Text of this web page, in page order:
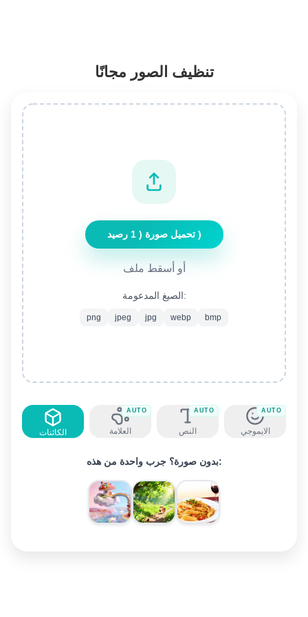
تنظيف الصور مجانًا
تحميل صورة ( 1 رصيد )
أو أسقط ملف
الصيغ المدعومة:
png jpeg jpg webp bmp
الكائنات
AUTO
العلامة
AUTO
النص
AUTO
الايموجي
بدون صورة؟ جرب واحدة من هذه: